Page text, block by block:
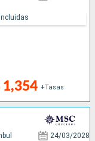
1,354 +Tasas
24/03/2028